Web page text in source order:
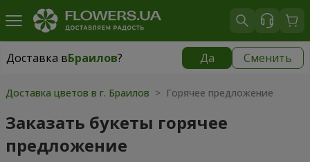
Доставка вБраилов? Да Сменить
Доставка вБраилов|
Доставка цветов в г. Браилов > Горячее предложение
Заказать букеты горячее
предложение